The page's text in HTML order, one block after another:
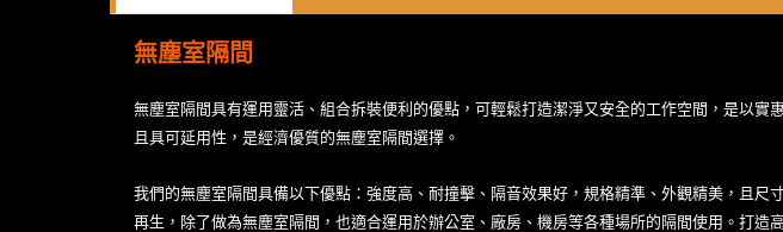
無塵室隔間
無塵室隔間具有運用靈活、組合拆裝便利的優點，可輕鬆打造潔淨又安全的工作空間，是以
且具可延用性，是經濟優質的無塵室隔間選擇。
我們的無塵室隔間具備以下優點：強度高、耐撞擊、隔音效果好，規格精準、外觀精美，且
再生，除了做為無塵室隔間，也適合運用於辦公室、廠房、機房等各種場所的隔間使用。打造